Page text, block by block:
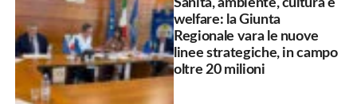
welfare: la Giunta
Regionale vara le nuove
linee strategiche, in campo
oltre 20 milioni